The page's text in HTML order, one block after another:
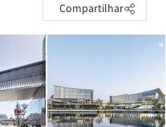
Compartilhar